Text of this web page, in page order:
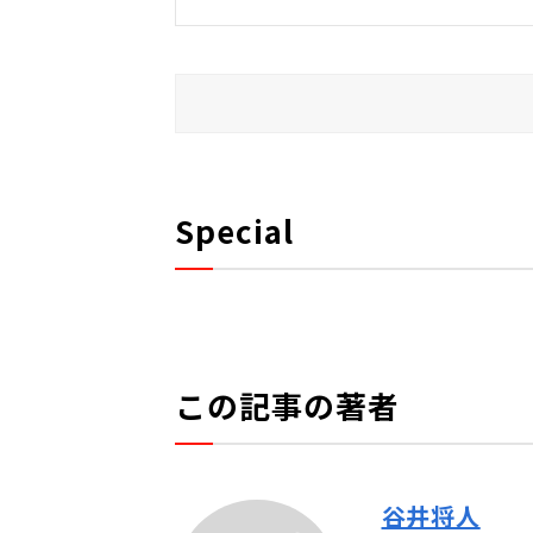
Special
この記事の著者
谷井将人